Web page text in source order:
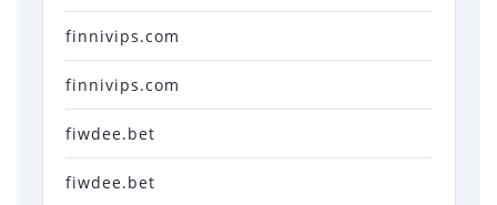
finnivips.com
finnivips.com
fiwdee.bet
fiwdee.bet